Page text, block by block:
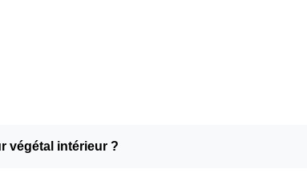
végétal intérieur ?